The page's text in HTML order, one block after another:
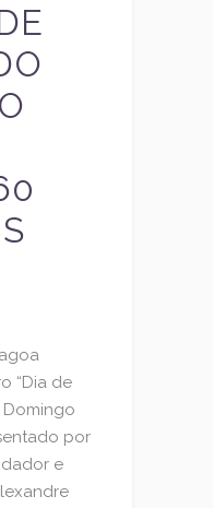
“Dia de
Domingo
por
e